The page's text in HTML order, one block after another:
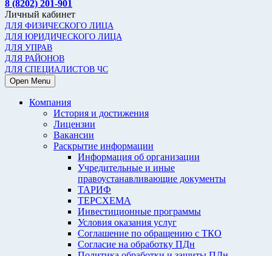
8 (8202) 201-901
Личный кабинет
ДЛЯ ФИЗИЧЕСКОГО ЛИЦА
ДЛЯ ЮРИДИЧЕСКОГО ЛИЦА
ДЛЯ УПРАВ
ДЛЯ РАЙОНОВ
ДЛЯ СПЕЦИАЛИСТОВ ЧС
Open Menu
Компания
История и достижения
Лицензии
Вакансии
Раскрытие информации
Информация об организации
Учредительные и иные
правоустанавливающие документы
ТАРИФ
ТЕРСХЕМА
Инвестиционные программы
Условия оказания услуг
Соглашение по обращению с ТКО
Согласие на обработку ПДн